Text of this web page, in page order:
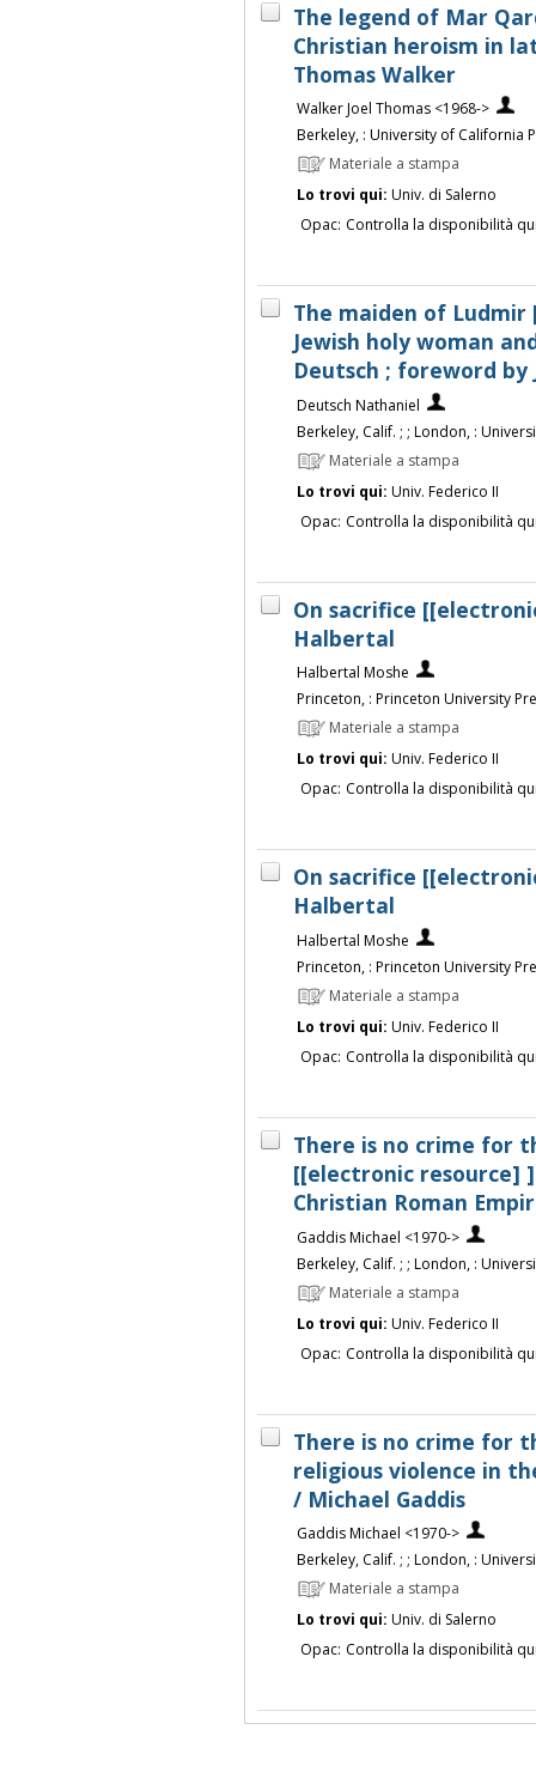
The legend of Mar
Christian heroism in
Thomas Walker
Walker Joel Thomas <1968->
Berkeley, : University of California
Materiale a stampa
Lo trovi qui: Univ. di Salerno
Opac: Controlla la disponibilità
The maiden of
Jewish holy woman
Deutsch ; foreword by
Deutsch Nathaniel
Berkeley, Calif. ; ; London, :
Materiale a stampa
Lo trovi qui: Univ. Federico II
Opac: Controlla la disponibilità
On sacrifice
Halbertal
Halbertal Moshe
Princeton, : Princeton University
Materiale a stampa
Lo trovi qui: Univ. Federico II
Opac: Controlla la disponibilità
On sacrifice
Halbertal
Halbertal Moshe
Princeton, : Princeton University
Materiale a stampa
Lo trovi qui: Univ. Federico II
Opac: Controlla la disponibilità
There is no crime for
[[electronic resource]
Christian Roman
Gaddis Michael <1970->
Berkeley, Calif. ; ; London, :
Materiale a stampa
Lo trovi qui: Univ. Federico II
Opac: Controlla la disponibilità
There is no crime for
religious violence in
/ Michael Gaddis
Gaddis Michael <1970->
Berkeley, Calif. ; ; London, :
Materiale a stampa
Lo trovi qui: Univ. di Salerno
Opac: Controlla la disponibilità